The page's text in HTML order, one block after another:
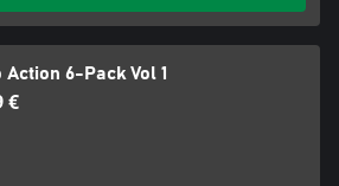
Action 6-Pack Vol 1
€